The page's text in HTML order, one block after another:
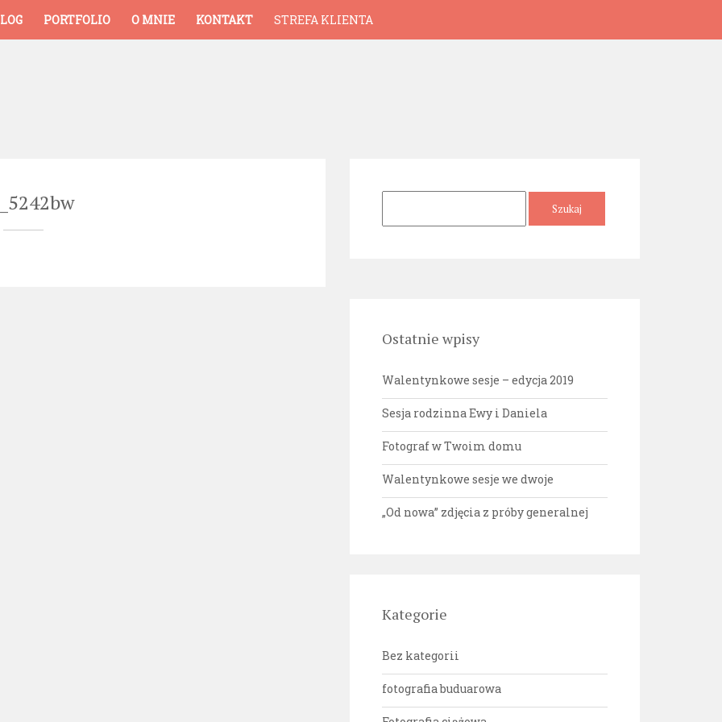
PORTFOLIO O MNIE KONTAKT STREFA KLIENTA
Ostatnie wpisy
Walentynkowe sesje – edycja 2019
Sesja rodzinna Ewy i Daniela
Fotograf w Twoim domu
Walentynkowe sesje we dwoje
„Od nowa” zdjęcia z próby generalnej
Kategorie
Bez kategorii
fotografia buduarowa